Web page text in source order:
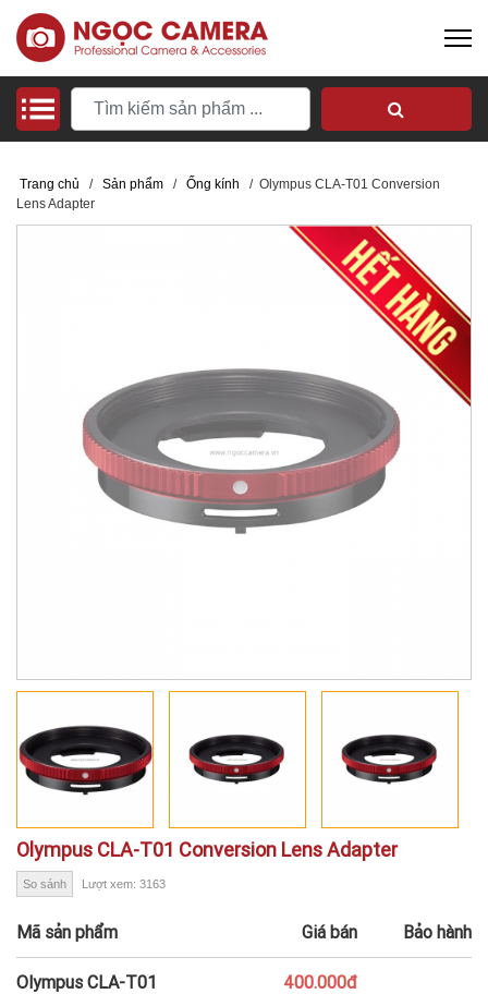
Trang chủ / Sản phẩm / Ống kính / Olympus CLA-T01 Conversion
Lens Adapter
Olympus CLA-T01 Conversion Lens Adapter
So sánh Lượt xem: 3163
Mã sản phẩm Giá bán Bảo hành
Olympus CLA-T01
400.000đ